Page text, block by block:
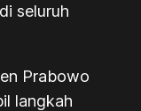
seluruh
Prabowo
langkah